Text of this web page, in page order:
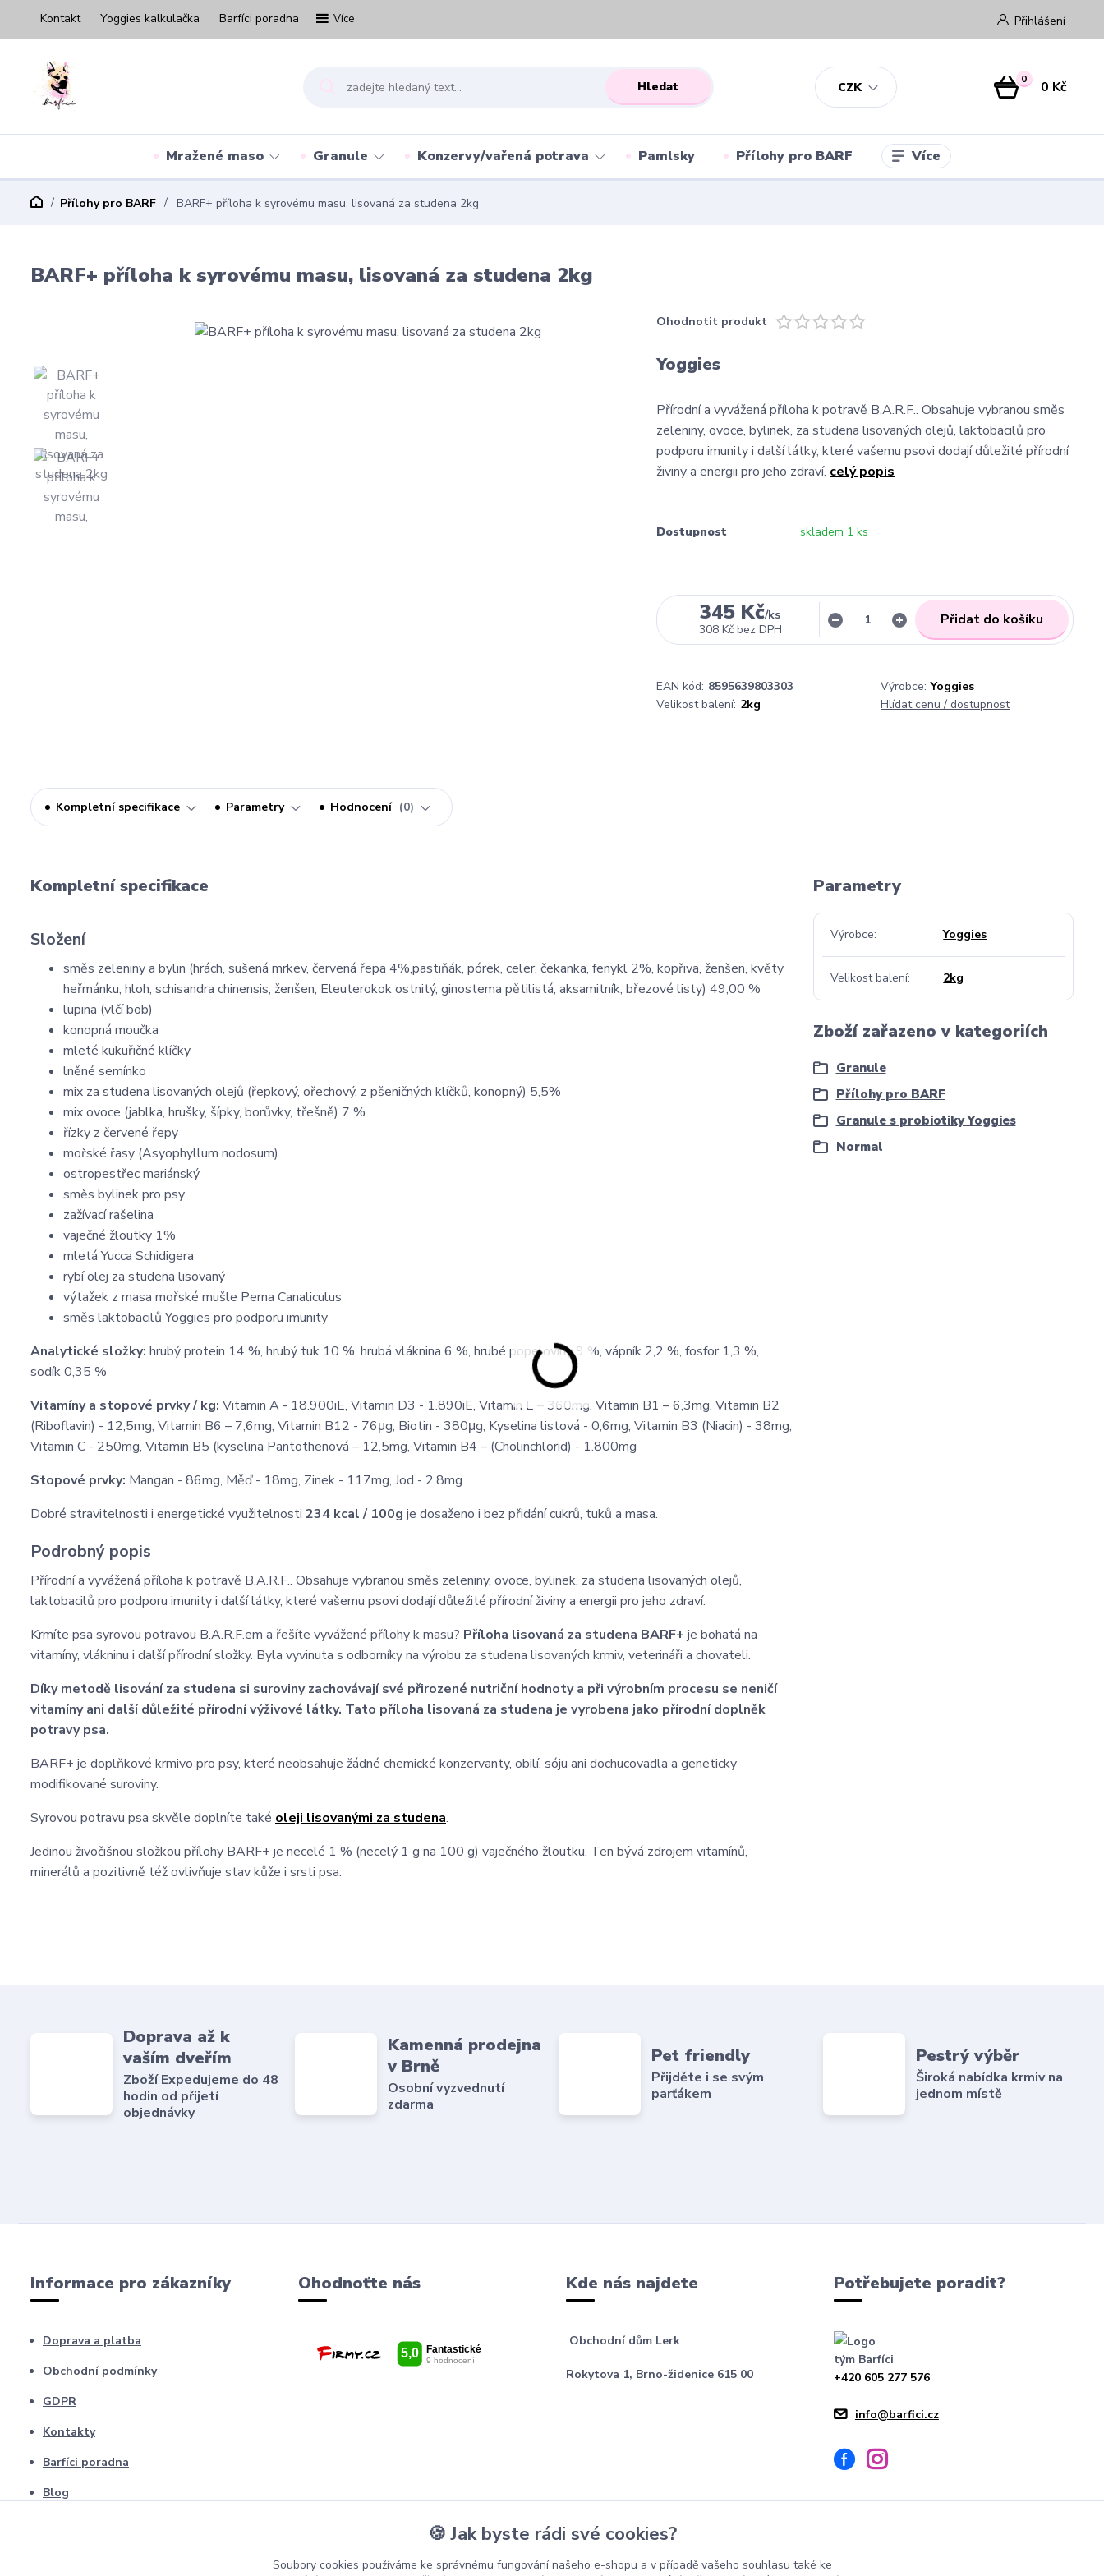
Kontakt Yoggies kalkulačka Barfíci poradna Více
CZK
Přihlášení
Hledat 0 0 Kč
Mražené maso Granule Konzervy/vařená potrava Pamlsky Přílohy pro BARF Více
Přílohy pro BARF BARF+ příloha k syrovému masu, lisovaná za studena 2kg
BARF+ příloha k syrovému masu, lisovaná za studena 2kg
Ohodnotit produkt
Yoggies
Přírodní a vyvážená příloha k potravě B.A.R.F.. Obsahuje vybranou směs
zeleniny, ovoce, bylinek, za studena lisovaných olejů, laktobacilů pro
podporu imunity i další látky, které vašemu psovi dodají důležité přírodní
živiny a energii pro jeho zdraví. celý popis
Dostupnost skladem 1 ks
345 Kč/ks
308 Kč bez DPH
Přidat do košíku
EAN kód: 8595639803303 Výrobce: Yoggies
Velikost balení: 2kg Hlídat cenu / dostupnost
Kompletní specifikace Parametry Hodnocení 0
Kompletní specifikace
Složení
směs zeleniny a bylin (hrách, sušená mrkev, červená řepa 4%,pastiňák, pórek, celer, čekanka, fenykl 2%, kopřiva, ženšen, květy
heřmánku, hloh, schisandra chinensis, ženšen, Eleuterokok ostnitý, ginostema pětilistá, aksamitník, březové listy) 49,00 %
lupina (vlčí bob)
konopná moučka
mleté kukuřičné klíčky
lněné semínko
mix za studena lisovaných olejů (řepkový, ořechový, z pšeničných klíčků, konopný) 5,5%
mix ovoce (jablka, hrušky, šípky, borůvky, třešně) 7 %
řízky z červené řepy
mořské řasy (Asyophyllum nodosum)
ostropestřec mariánský
směs bylinek pro psy
zažívací rašelina
vaječné žloutky 1%
mletá Yucca Schidigera
rybí olej za studena lisovaný
výtažek z masa mořské mušle Perna Canaliculus
směs laktobacilů Yoggies pro podporu imunity
Analytické složky: hrubý protein 14 %, hrubý tuk 10 %, hrubá vláknina 6 %, hrubé popeloviny 9 %, vápník 2,2 %, fosfor 1,3 %,
sodík 0,35 %
Vitamíny a stopové prvky / kg: Vitamin A - 18.900iE, Vitamin D3 - 1.890iE, Vitamin E – 360mg, Vitamin B1 – 6,3mg, Vitamin B2
(Riboflavin) - 12,5mg, Vitamin B6 – 7,6mg, Vitamin B12 - 76μg, Biotin - 380μg, Kyselina listová - 0,6mg, Vitamin B3 (Niacin) - 38mg,
Vitamin C - 250mg, Vitamin B5 (kyselina Pantothenová – 12,5mg, Vitamin B4 – (Cholinchlorid) - 1.800mg
Stopové prvky: Mangan - 86mg, Měď - 18mg, Zinek - 117mg, Jod - 2,8mg
Dobré stravitelnosti i energetické využitelnosti 234 kcal / 100g je dosaženo i bez přidání cukrů, tuků a masa.
Podrobný popis
Přírodní a vyvážená příloha k potravě B.A.R.F.. Obsahuje vybranou směs zeleniny, ovoce, bylinek, za studena lisovaných olejů,
laktobacilů pro podporu imunity i další látky, které vašemu psovi dodají důležité přírodní živiny a energii pro jeho zdraví.
Krmíte psa syrovou potravou B.A.R.F.em a řešíte vyvážené přílohy k masu? Příloha lisovaná za studena BARF+ je bohatá na
vitamíny, vlákninu i další přírodní složky. Byla vyvinuta s odborníky na výrobu za studena lisovaných krmiv, veterináři a chovateli.
Díky metodě lisování za studena si suroviny zachovávají své přirozené nutriční hodnoty a při výrobním procesu se neničí
vitamíny ani další důležité přírodní výživové látky. Tato příloha lisovaná za studena je vyrobena jako přírodní doplněk
potravy psa.
BARF+ je doplňkové krmivo pro psy, které neobsahuje žádné chemické konzervanty, obilí, sóju ani dochucovadla a geneticky
modifikované suroviny.
Syrovou potravu psa skvěle doplníte také oleji lisovanými za studena.
Jedinou živočišnou složkou přílohy BARF+ je necelé 1 % (necelý 1 g na 100 g) vaječného žloutku. Ten bývá zdrojem vitamínů,
minerálů a pozitivně též ovlivňuje stav kůže i srsti psa.
Parametry
Výrobce Yoggies
Velikost balení 2kg
Zboží zařazeno v kategoriích
Granule
Přílohy pro BARF
Granule s probiotiky Yoggies
Normal
Doprava až k
vaším dveřím
Zboží Expedujeme do 48
hodin od přijetí
objednávky
Kamenná prodejna
v Brně
Osobní vyzvednutí
zdarma
Pet friendly
Přijděte i se svým
parťákem
Pestrý výběr
Široká nabídka krmiv na
jednom místě
Informace pro zákazníky
Doprava a platba
Obchodní podmínky
GDPR
Kontakty
Barfíci poradna
Blog
Ohodnoťte nás Kde nás najdete
Obchodní dům Lerk
Rokytova 1, Brno-židenice 615 00
Potřebujete poradit?
tým Barfíci
+420 605 277 576
info@barfici.cz
🍪 Jak byste rádi své cookies?
Soubory cookies používáme ke správnému fungování našeho e-shopu a v případě vašeho souhlasu také ke